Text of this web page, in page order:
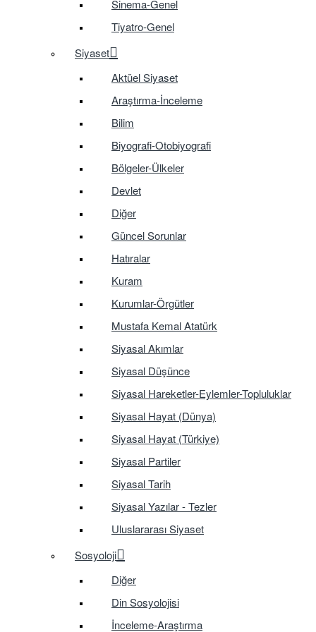
Sinema-Genel
Tiyatro-Genel
Siyaset
Aktüel Siyaset
Araştırma-İnceleme
Bilim
Biyografi-Otobiyografi
Bölgeler-Ülkeler
Devlet
Diğer
Güncel Sorunlar
Hatıralar
Kuram
Kurumlar-Örgütler
Mustafa Kemal Atatürk
Siyasal Akımlar
Siyasal Düşünce
Siyasal Hareketler-Eylemler-Topluluklar
Siyasal Hayat (Dünya)
Siyasal Hayat (Türkiye)
Siyasal Partiler
Siyasal Tarih
Siyasal Yazılar - Tezler
Uluslararası Siyaset
Sosyoloji
Diğer
Din Sosyolojisi
İnceleme-Araştırma